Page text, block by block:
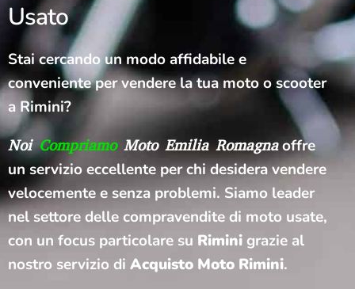
Usato
Stai cercando un modo affidabile e
conveniente per vendere la tua moto o scooter
a Rimini?
NoiCompriamoMoto Emilia Romagnaoffre
un servizio eccellente per chi desidera vendere
velocemente e senza problemi. Siamo leader
nel settore delle compravendite di moto usate,
con un focus particolare su Rimini grazie al
nostro servizio di Acquisto Moto Rimini.